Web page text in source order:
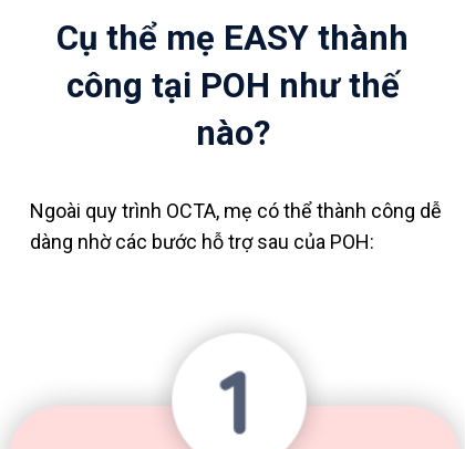
Cụ thể mẹ EASY thành
công tại POH như thế
nào?
Ngoài quy trình OCTA, mẹ có thể thành công dễ
dàng nhờ các bước hỗ trợ sau của POH: